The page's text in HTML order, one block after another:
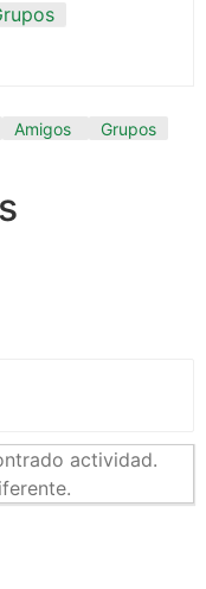
Amigos Grupos
actividad.